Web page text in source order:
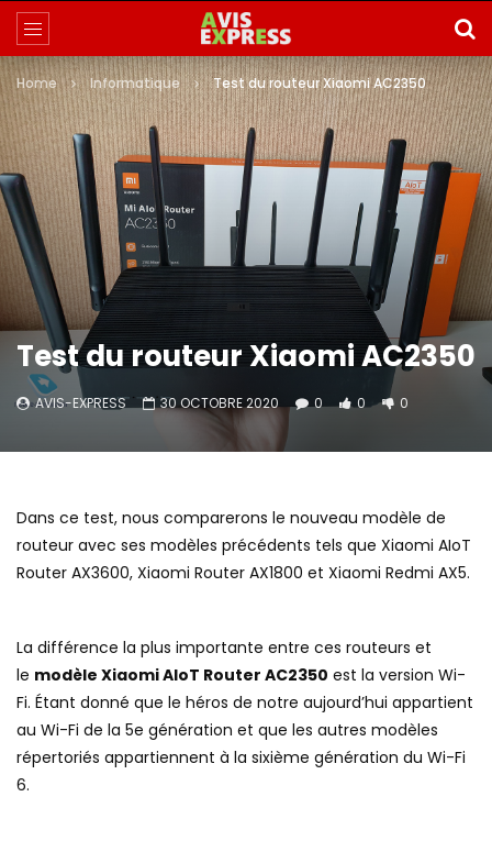
Home Informatique Test du routeur Xiaomi AC2350
Test du routeur Xiaomi AC2350
AVIS-EXPRESS 30 OCTOBRE 2020 0 0 0
Dans ce test, nous comparerons le nouveau modèle de
routeur avec ses modèles précédents tels que Xiaomi AIoT
Router AX3600, Xiaomi Router AX1800 et Xiaomi Redmi AX5.
La différence la plus importante entre ces routeurs et
le modèle Xiaomi AIoT Router AC2350 est la version Wi-
Fi. Étant donné que le héros de notre aujourd’hui appartient
au Wi-Fi de la 5e génération et que les autres modèles
répertoriés appartiennent à la sixième génération du Wi-Fi
6.